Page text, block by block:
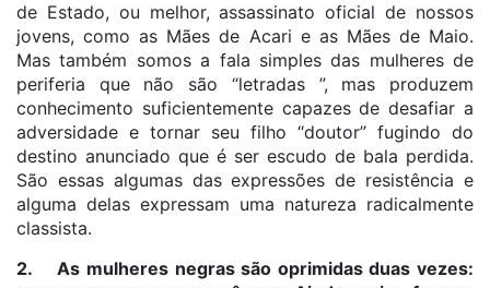
de Estado, ou melhor, assassinato oficial de nossos
jovens, como as Mães de Acari e as Mães de Maio.
Mas também somos a fala simples das mulheres de
periferia que não são “letradas ”, mas produzem
conhecimento suficientemente capazes de desafiar a
adversidade e tornar seu filho “doutor” fugindo do
destino anunciado que é ser escudo de bala perdida.
São essas algumas das expressões de resistência e
alguma delas expressam uma natureza radicalmente
classista.
2. As mulheres negras são oprimidas duas vezes: